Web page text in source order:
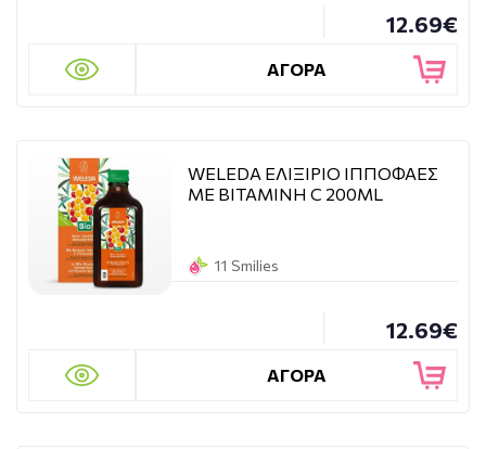
12.69€
ΑΓΟΡΑ
WELEDA ΕΛΙΞΙΡΙΟ ΙΠΠΟΦΑΕΣ
ΜΕ ΒΙΤΑΜΙΝΗ C 200ML
11 Smilies
12.69€
ΑΓΟΡΑ